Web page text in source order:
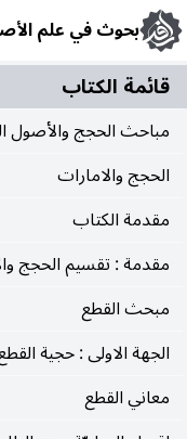
بحوث في علم
قائمة الکتاب
مباحث الحجج والأصول
الحجج والامارات
مقدمة الكتاب
مقدمة : تقسيم الحجج
مبحث القطع
الجهة الاولى : حجية
معاني القطع
أقسام
الجهة الثالثة ـ
والحجج مقامها